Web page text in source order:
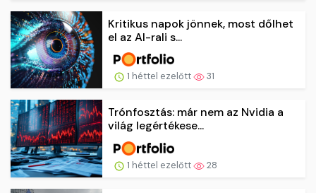
Kritikus napok jönnek, most dőlhet
el az AI-rali s...
1 héttel ezelőtt 31
Trónfosztás: már nem az Nvidia a
világ legértékese...
1 héttel ezelőtt 28